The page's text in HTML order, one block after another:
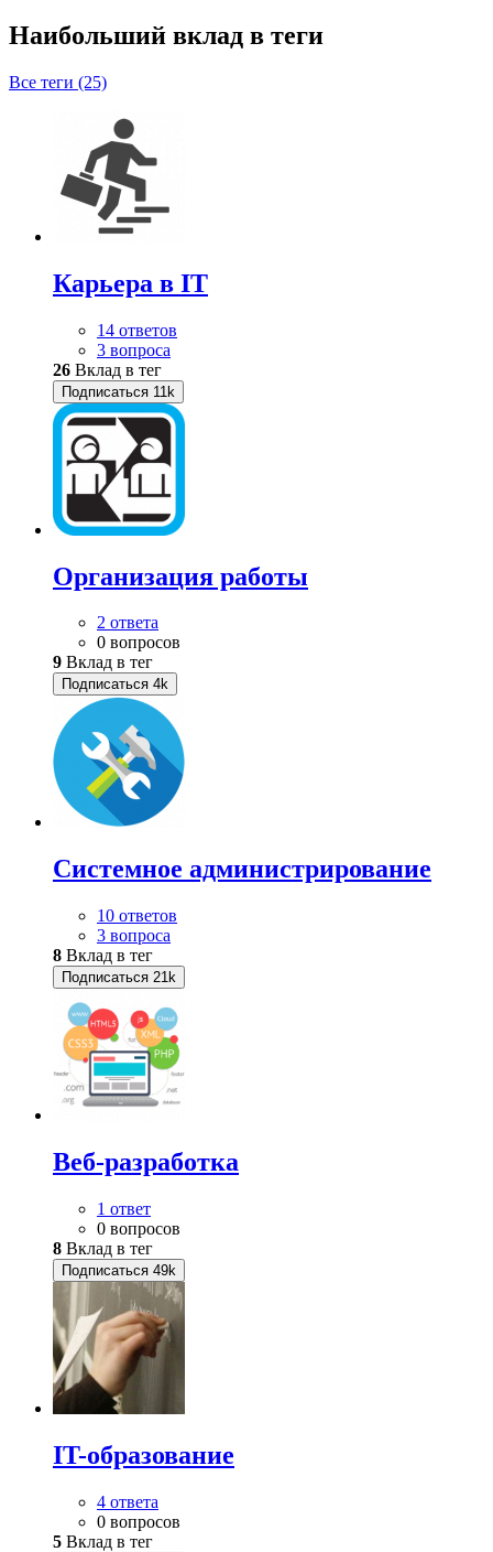
Наибольший вклад в теги
Все теги (25)
Карьера в IT
14 ответов
3 вопроса
26 Вклад в тег
Подписаться 11k
Организация работы
2 ответа
0 вопросов
9 Вклад в тег
Подписаться 4k
Системное администрирование
10 ответов
3 вопроса
8 Вклад в тег
Подписаться 21k
Веб-разработка
1 ответ
0 вопросов
8 Вклад в тег
Подписаться 49k
IT-образование
4 ответа
0 вопросов
5 Вклад в тег